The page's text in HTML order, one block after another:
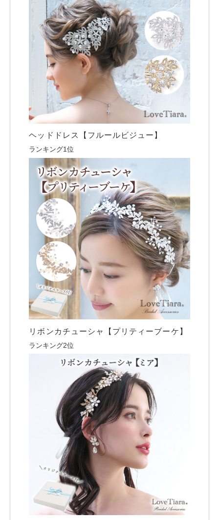
ヘッドドレス【フルールビジュー】
ランキング1位
リボンカチューシャ【プリティーブーケ】
ランキング2位